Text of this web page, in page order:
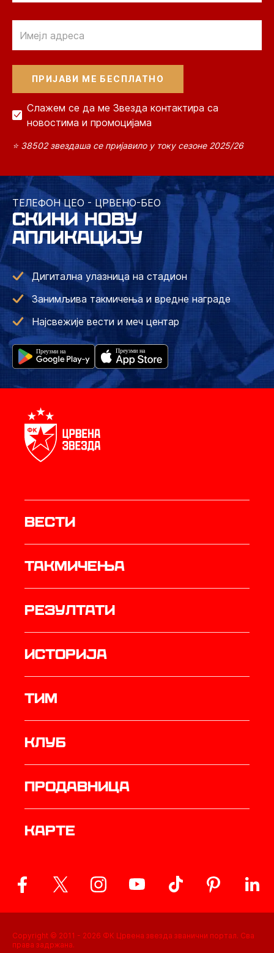
Слажем се да ме Звезда контактира са
новостима и промоцијама
⭐ 38502 звездаша се пријавило у току сезоне 2025/26
ТЕЛЕФОН ЦЕО - ЦРВЕНО-БЕО
СКИНИ НОВУ
АПЛИКАЦИЈУ
Дигитална улазница на стадион
Занимљива такмичења и вредне награде
Најсвежије вести и меч центар
Вести
Такмичења
резултати
историја
ТИМ
Клуб
продавница
Карте
Copyright © 2011 - 2026 ФК Црвена звезда званични портал. Сва
права задржана.